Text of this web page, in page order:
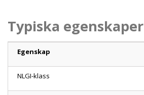
Typiska egenskaper
Egenskap
NLGI-klass